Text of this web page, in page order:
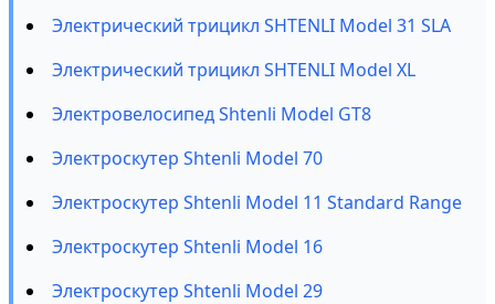
Электрический трицикл SHTENLI Model 31 SLA
Электрический трицикл SHTENLI Model XL
Электровелосипед Shtenli Model GT8
Электроскутер Shtenli Model 70
Электроскутер Shtenli Model 11 Standard Range
Электроскутер Shtenli Model 16
Электроскутер Shtenli Model 29